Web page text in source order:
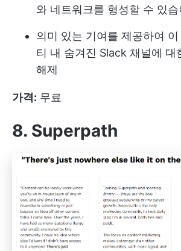
와 네트워크를 형성할 수 있
의미 있는 기여를 제공하여
티 내 숨겨진 Slack 채널에 대
해제
가격: 무료
8. Superpath